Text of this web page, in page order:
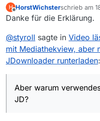
den
MV wählt exakt drei
was er so findet,
Adresse, die der
listet:
H
Offline
HorstWichsterschrieb am
zuletzt
Danke für die Erklärung.
@styroll sagte in Video
mit Mediathekview, aber
JDownloader runterladen:
Aber warum
JD?